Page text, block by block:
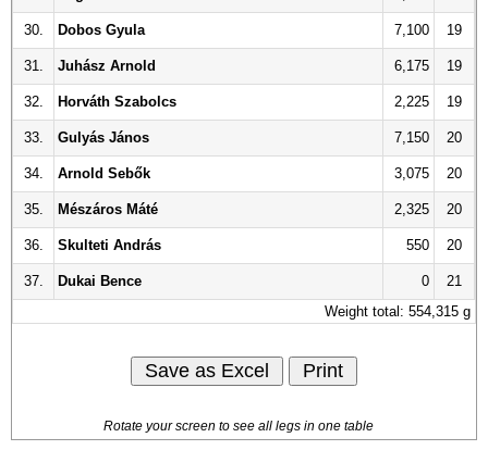
30. Dobos Gyula 7,100 19
31. Juhász Arnold 6,175 19
32. Horváth Szabolcs 2,225 19
33. Gulyás János 7,150 20
34. Arnold Sebők 3,075 20
35. Mészáros Máté 2,325 20
36. Skulteti András 550 20
37. Dukai Bence 0
21
Weight total: 554,315 g
Rotate your screen to see all legs in one table